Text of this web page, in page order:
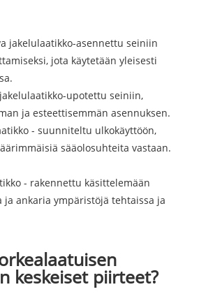
jakelulaatikko-asennettu seiniin
jota käytetään yleisesti
upotettu seiniin,
ja esteettisemmän asennuksen.
- suunniteltu ulkokäyttöön,
sääolosuhteita vastaan.
- rakennettu käsittelemään
ankaria ympäristöjä tehtaissa ja
keskeiset piirteet?